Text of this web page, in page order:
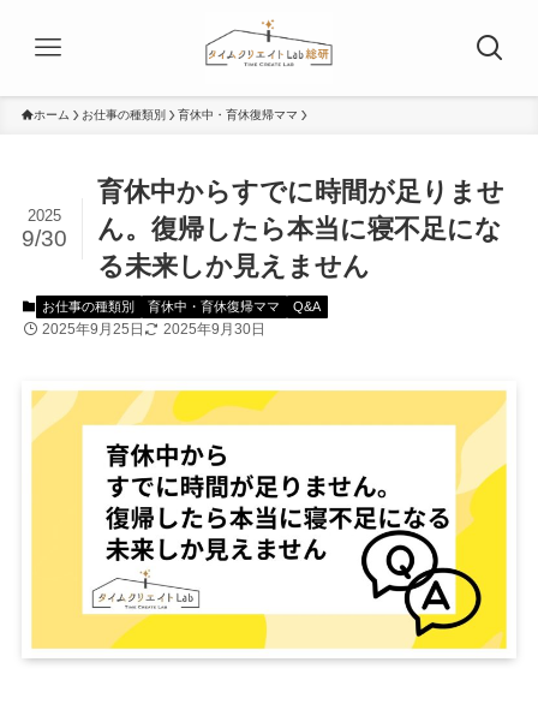
ホーム お仕事の種類別 育休中・育休復帰ママ
育休中からすでに時間が足りませ
ん。復帰したら本当に寝不足にな
る未来しか見えません
2025
9/30
お仕事の種類別 育休中・育休復帰ママ Q&A
2025年9月25日 2025年9月30日